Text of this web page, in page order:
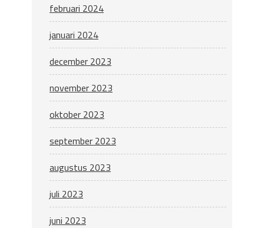
februari 2024
januari 2024
december 2023
november 2023
oktober 2023
september 2023
augustus 2023
juli 2023
juni 2023